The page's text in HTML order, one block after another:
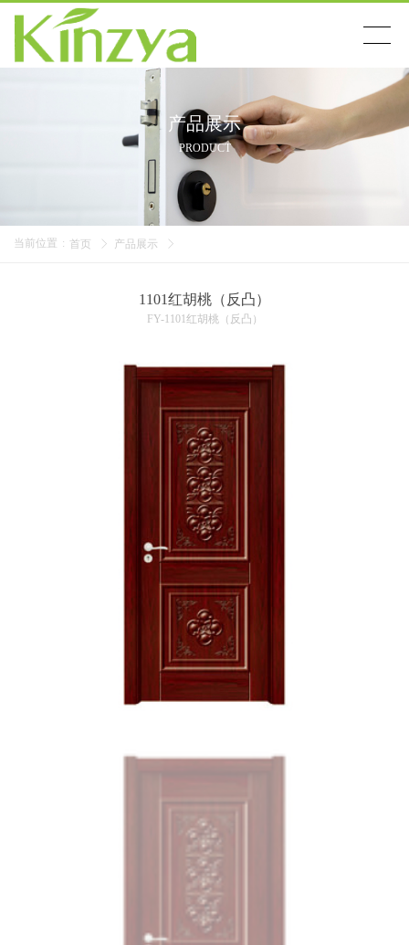
搜索
首页
产品展示
公司简介
产品展示
PRODUCT
当前位置 : 首页 产品展示
1101红胡桃（反凸）
FY-1101红胡桃（反凸）